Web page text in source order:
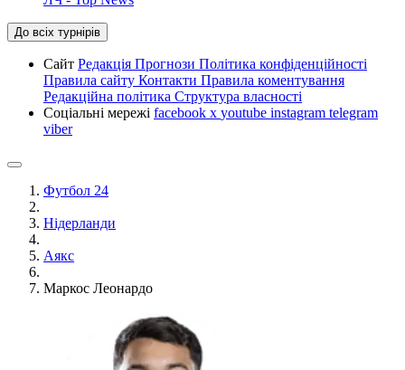
До всіх турнірів
Сайт Редакція Прогнози Політика конфіденційності
Правила сайту Контакти Правила коментування
Редакційна політика Структура власності
Соціальні мережі facebook x youtube instagram telegram
viber
Футбол 24
Нідерланди
Аякс
Маркос Леонардо